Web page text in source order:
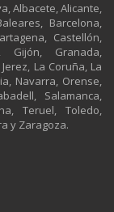
Albacete, Alicante,
Barcelona,
Castellón,
Gijón, Granada,
La Coruña, La
Navarra, Orense,
Salamanca,
Teruel, Toledo,
y Zaragoza.